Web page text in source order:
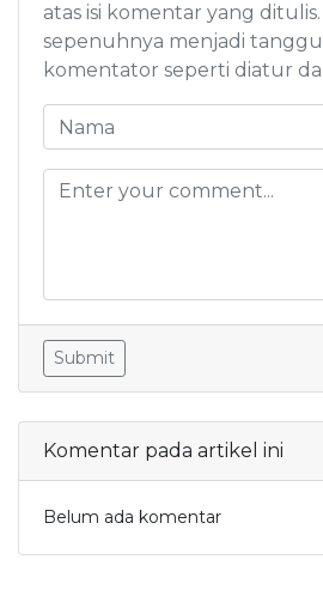
atas isi komentar yang
sepenuhnya menjadi
komentator seperti diatur
Submit
Komentar pada artikel ini
Belum ada komentar